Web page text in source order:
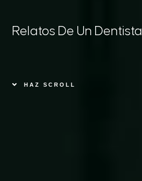
Relatos De Un Dentista​
HAZ SCROLL